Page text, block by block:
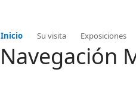
Inicio Su visita Exposiciones
Navegación